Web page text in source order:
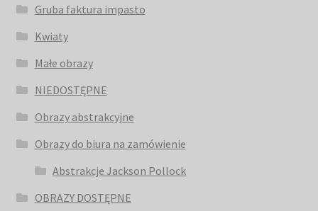
Gruba faktura impasto
Kwiaty
Małe obrazy
NIEDOSTĘPNE
Obrazy abstrakcyjne
Obrazy do biura na zamówienie
Abstrakcje Jackson Pollock
OBRAZY DOSTĘPNE